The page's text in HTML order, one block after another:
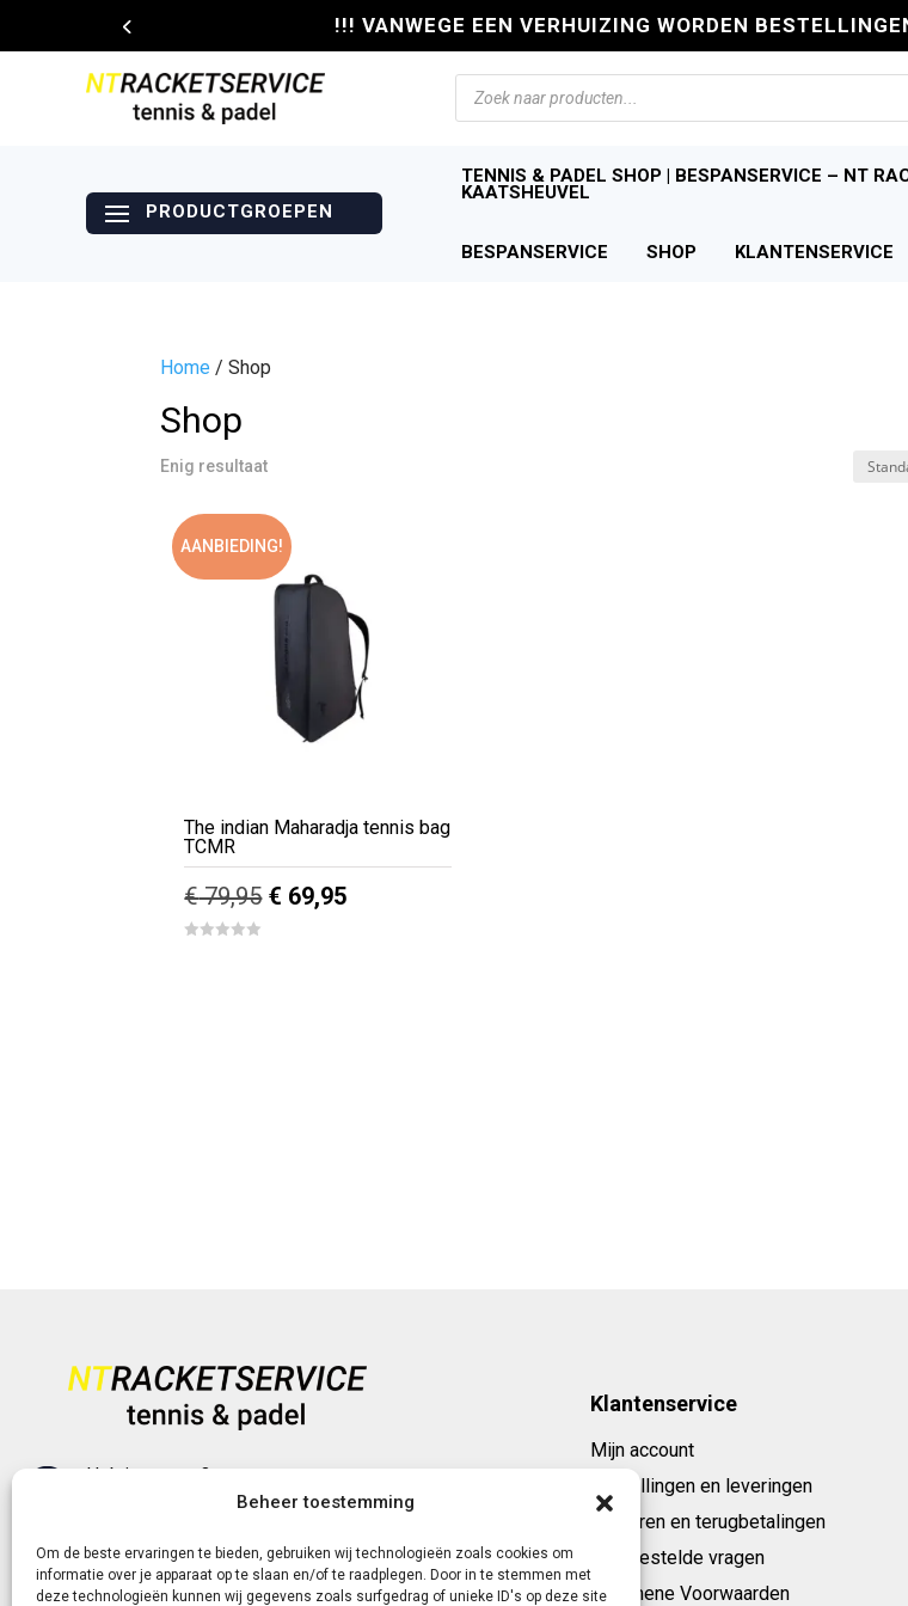
Beheer toestemming
Om de beste ervaringen te bieden, gebruiken wij technologieën zoals cookies om
informatie over je apparaat op te slaan en/of te raadplegen. Door in te stemmen met
deze technologieën kunnen wij gegevens zoals surfgedrag of unieke ID's op deze site
!!! VANWEGE EEN VERHUIZING WORDEN
Producten
zoeken
TENNIS & PADEL SHOP | BESPANSERVICE – NT
KAATSHEUVEL
BESPANSERVICE SHOP KLANTENSERVICE
Home / Shop
Shop
Enig resultaat
AANBIEDING!
The indian Maharadja tennis bag
TCMR
€79,95 Oorspronkelijke
€ 69,95Huidige
Heb je vragen?
+31 (0)6-5188 0267
Of neem contact met ons op via de livechat of e-
mail!
Klantenservice
Mijn account
Bestellingen en leveringen
Retouren en terugbetalingen
Veelgestelde vragen
Algemene Voorwaarden